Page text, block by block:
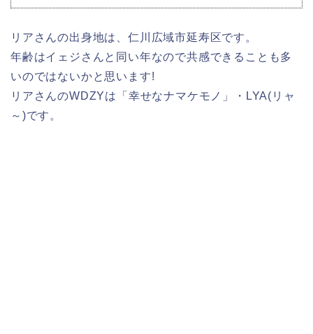
リアさんの出身地は、仁川広域市延寿区です。
年齢はイェジさんと同い年なので共感できることも多
いのではないかと思います!
リアさんのWDZYは「幸せなナマケモノ」・LYA(リャ
～)です。